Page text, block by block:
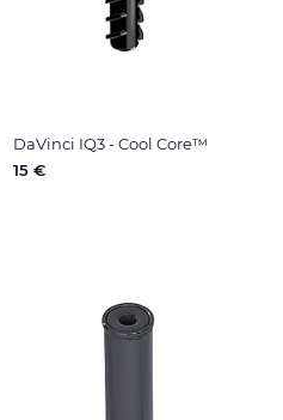
DaVinci IQ3 - Cool Core™
15 €